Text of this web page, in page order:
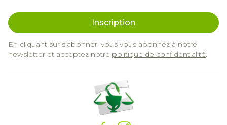
Inscription
En cliquant sur s'abonner, vous vous abonnez à notre
newsletter et acceptez notre politique de confidentialité.